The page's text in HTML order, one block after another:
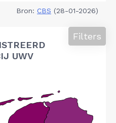
Bron: CBS (28-01-2026)
UWV
Filters